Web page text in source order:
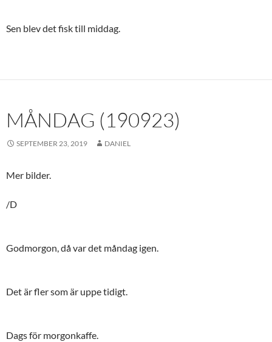
Sen blev det fisk till middag.
MÅNDAG (190923)
SEPTEMBER 23, 2019 DANIEL
Mer bilder.
/D
Godmorgon, då var det måndag igen.
Det är fler som är uppe tidigt.
Dags för morgonkaffe.